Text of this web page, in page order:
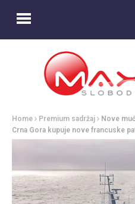
Home Premium sadržaj
Nove
Crna Gora kupuje nove francuske